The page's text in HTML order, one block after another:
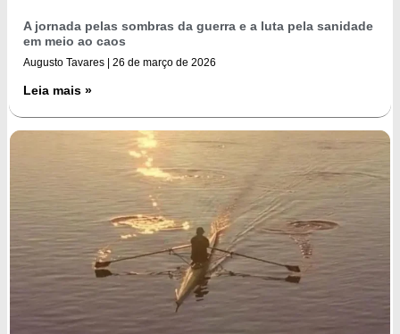
A jornada pelas sombras da guerra e a luta pela sanidade
em meio ao caos
Augusto Tavares 26 de março de 2026
Leia mais »